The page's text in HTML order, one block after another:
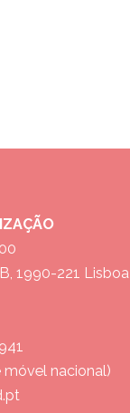
1990-221 Lisboa
móvel nacional)